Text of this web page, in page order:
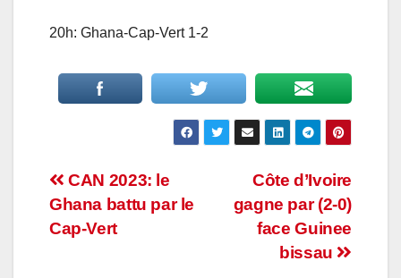
20h: Ghana-Cap-Vert 1-2
Navigation
de
Côte d’Ivoire
gagne par (2-0)
face Guinee
bissau
CAN 2023: le
Ghana battu par le
Cap-Vert